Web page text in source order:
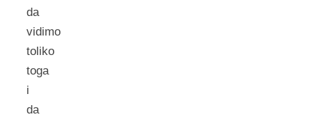
da
vidimo
toliko
toga
i
da